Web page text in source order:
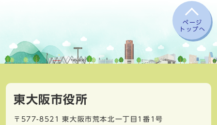
ページ
トップへ
東大阪市役所
〒577-8521
東大阪市荒本北一丁目1番1号